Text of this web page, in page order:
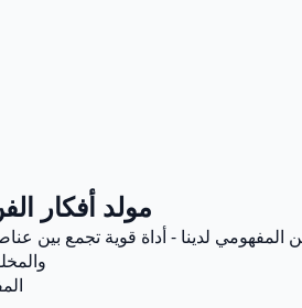
مولد أفكار
المفهومي لدينا - أداة قوية تجمع بين